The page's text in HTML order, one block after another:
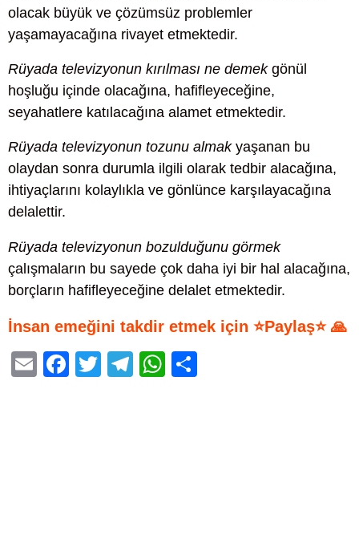
olacak büyük ve çözümsüz problemler
yaşamayacağına rivayet etmektedir.
Rüyada televizyonun kırılması ne demekgönül
hoşluğu içinde olacağına, hafifleyeceğine,
seyahatlere katılacağına alamet etmektedir.
Rüyada televizyonun tozunu almakyaşanan bu
olaydan sonra durumla ilgili olarak tedbir alacağına,
ihtiyaçlarını kolaylıkla ve gönlünce karşılayacağına
delalettir.
Rüyada televizyonun bozulduğunu görmek
çalışmaların bu sayede çok daha iyi bir hal alacağına,
borçların hafifleyeceğine delalet etmektedir.
İnsan emeğini takdir etmek için ⭐Paylaş⭐ 🙏
E
F
T
T
W